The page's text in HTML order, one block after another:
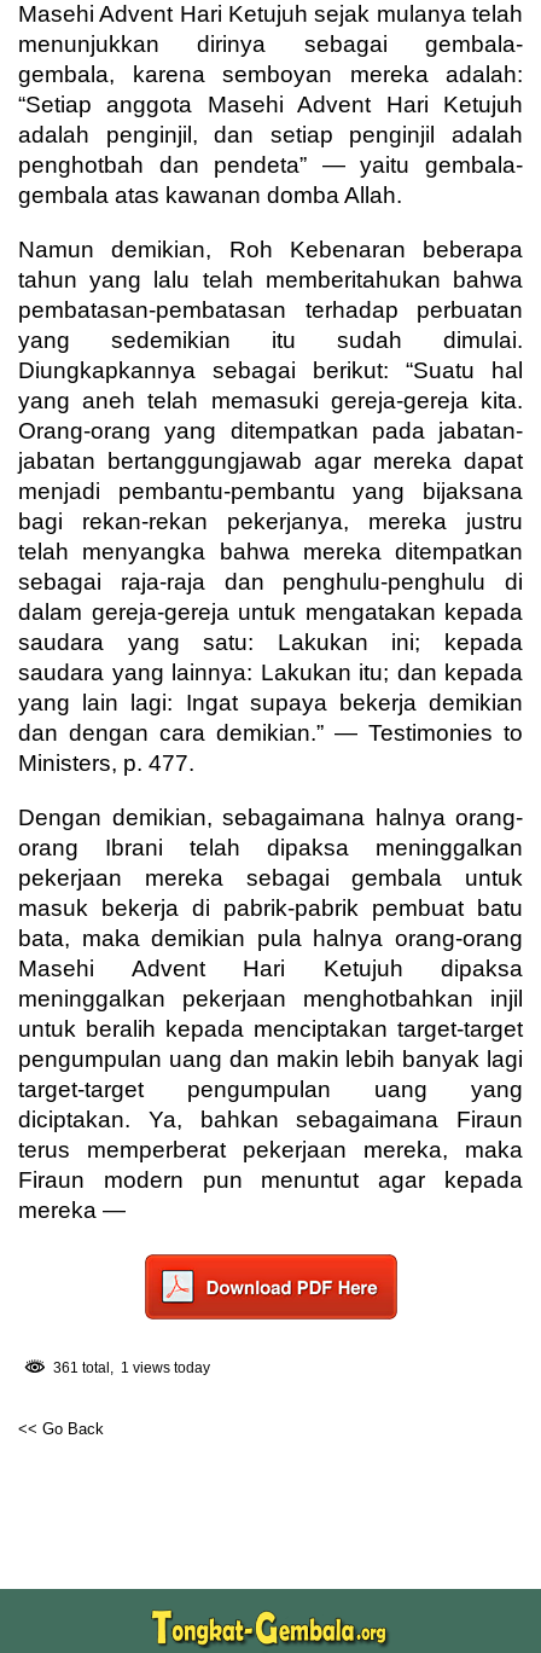
Masehi Advent Hari Ketujuh sejak mulanya telah
menunjukkan dirinya sebagai gembala-
gembala, karena semboyan mereka adalah:
“Setiap anggota Masehi Advent Hari Ketujuh
adalah penginjil, dan setiap penginjil adalah
penghotbah dan pendeta” — yaitu gembala-
gembala atas kawanan domba Allah.
Namun demikian, Roh Kebenaran beberapa
tahun yang lalu telah memberitahukan bahwa
pembatasan-pembatasan terhadap perbuatan
yang sedemikian itu sudah dimulai.
Diungkapkannya sebagai berikut: “Suatu hal
yang aneh telah memasuki gereja-gereja kita.
Orang-orang yang ditempatkan pada jabatan-
jabatan bertanggungjawab agar mereka dapat
menjadi pembantu-pembantu yang bijaksana
bagi rekan-rekan pekerjanya, mereka justru
telah menyangka bahwa mereka ditempatkan
sebagai raja-raja dan penghulu-penghulu di
dalam gereja-gereja untuk mengatakan kepada
saudara yang satu: Lakukan ini; kepada
saudara yang lainnya: Lakukan itu; dan kepada
yang lain lagi: Ingat supaya bekerja demikian
dan dengan cara demikian.” — Testimonies to
Ministers, p. 477.
Dengan demikian, sebagaimana halnya orang-
orang Ibrani telah dipaksa meninggalkan
pekerjaan mereka sebagai gembala untuk
masuk bekerja di pabrik-pabrik pembuat batu
bata, maka demikian pula halnya orang-orang
Masehi Advent Hari Ketujuh dipaksa
meninggalkan pekerjaan menghotbahkan injil
untuk beralih kepada menciptakan target-target
pengumpulan uang dan makin lebih banyak lagi
target-target pengumpulan uang yang
diciptakan. Ya, bahkan sebagaimana Firaun
terus memperberat pekerjaan mereka, maka
Firaun modern pun menuntut agar kepada
mereka —
361 total, 1 views today
<< Go Back